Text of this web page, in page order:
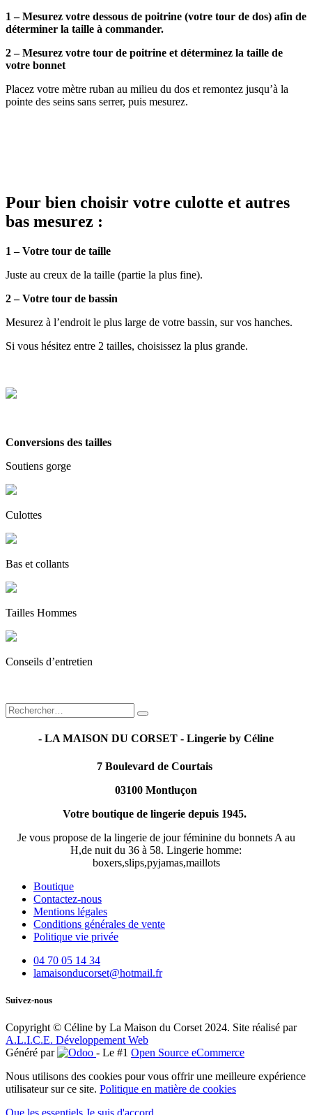
1 – Mesurez votre dessous de poitrine (votre tour de dos) afin de
déterminer la taille à commander.
2 – Mesurez votre tour de poitrine et déterminez la taille de
votre bonnet
Placez votre mètre ruban au milieu du dos et remontez jusqu’à la
pointe des seins sans serrer, puis mesurez.
Pour bien choisir votre culotte et autres
bas mesurez :
1 – Votre tour de taille
Juste au creux de la taille (partie la plus fine).
2 – Votre tour de bassin
Mesurez à l’endroit le plus large de votre bassin, sur vos hanches.
Si vous hésitez entre 2 tailles, choisissez la plus grande.
Conversions des tailles
Soutiens gorge
Culottes
Bas et collants
Tailles Hommes
Conseils d’entretien
- LA MAISON DU CORSET - Lingerie by Céline
7 Boulevard de Courtais
03100 Montluçon
Votre boutique de lingerie depuis 1945.
Je vous propose de la lingerie de jour féminine du bonnets A au
H,de nuit du 36 à 58. Lingerie homme:
boxers,slips,pyjamas,maillots
Boutique
Contactez-nous
Mentions légales
Conditions générales de vente
Politique vie privée
04 70 05 14 34
lamaisonducorset@hotmail.fr
Suivez-nous
Copyright © Céline by La Maison du Corset 2024. Site réalisé par
A.L.I.C.E. Développement Web
Généré par
- Le #1 Open Source eCommerce
Nous utilisons des cookies pour vous offrir une meilleure expérience
utilisateur sur ce site. Politique en matière de cookies
Que les essentiels Je suis d'accord